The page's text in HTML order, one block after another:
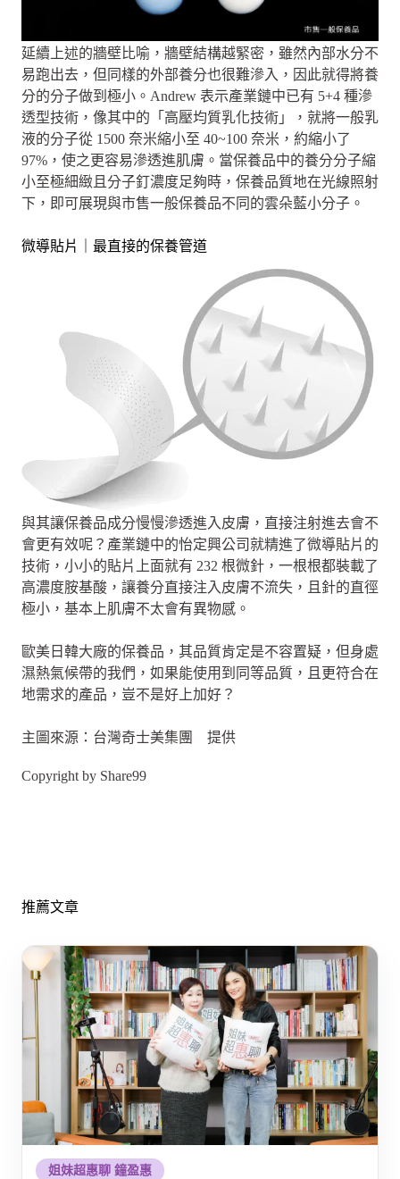
延續上述的牆壁比喻，牆壁結構越緊密，雖然內部水分不
易跑出去，但同樣的外部養分也很難滲入，因此就得將養
分的分子做到極小。Andrew 表示產業鏈中已有 5+4 種滲
透型技術，像其中的「高壓均質乳化技術」，就將一般乳
液的分子從 1500 奈米縮小至 40~100 奈米，約縮小了
97%，使之更容易滲透進肌膚。當保養品中的養分分子縮
小至極細緻且分子釘濃度足夠時，保養品質地在光線照射
下，即可展現與市售一般保養品不同的雲朵藍小分子。
微導貼片｜最直接的保養管道
與其讓保養品成分慢慢滲透進入皮膚，直接注射進去會不
會更有效呢？產業鏈中的怡定興公司就精進了微導貼片的
技術，小小的貼片上面就有 232 根微針，一根根都裝載了
高濃度胺基酸，讓養分直接注入皮膚不流失，且針的直徑
極小，基本上肌膚不太會有異物感。
歐美日韓大廠的保養品，其品質肯定是不容置疑，但身處
濕熱氣候帶的我們，如果能使用到同等品質，且更符合在
地需求的產品，豈不是好上加好？
主圖來源：台灣奇士美集團 提供
Copyright by Share99
推薦文章
姐妹超惠聊 鐘盈惠